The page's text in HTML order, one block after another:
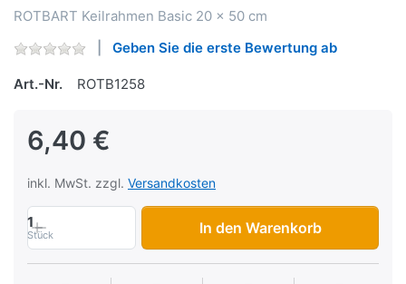
ROTBART Keilrahmen Basic 20 x 50 cm
Geben Sie die erste Bewertung ab
Art.-Nr. ROTB1258
6,40 €
inkl. MwSt. zzgl. Versandkosten
1
Stück In den Warenkorb